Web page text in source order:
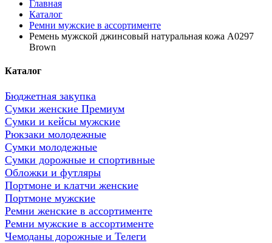
Главная
Каталог
Ремни мужские в ассортименте
Ремень мужской джинсовый натуральная кожа A0297
Brown
Каталог
Бюджетная закупка
Сумки женские Премиум
Сумки и кейсы мужские
Рюкзаки молодежные
Сумки молодежные
Сумки дорожные и спортивные
Обложки и футляры
Портмоне и клатчи женские
Портмоне мужские
Ремни женские в ассортименте
Ремни мужские в ассортименте
Чемоданы дорожные и Телеги